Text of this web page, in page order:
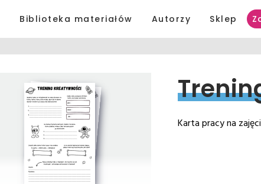
Biblioteka materiałów Autorzy Sklep
Karta pracy na